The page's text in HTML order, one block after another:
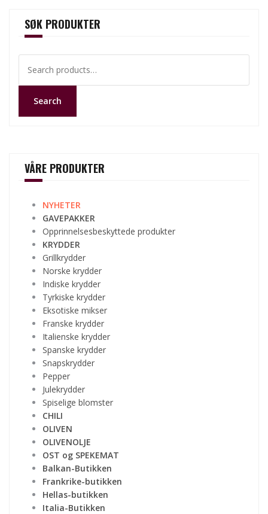
SØK PRODUKTER
for:
Search
VÅRE PRODUKTER
NYHETER
GAVEPAKKER
Opprinnelsesbeskyttede produkter
KRYDDER
Grillkrydder
Norske krydder
Indiske krydder
Tyrkiske krydder
Eksotiske mikser
Franske krydder
Italienske krydder
Spanske krydder
Snapskrydder
Pepper
Julekrydder
Spiselige blomster
CHILI
OLIVEN
OLIVENOLJE
OST og SPEKEMAT
Balkan-Butikken
Frankrike-butikken
Hellas-butikken
Italia-Butikken